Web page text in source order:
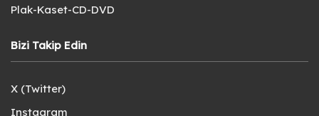
Plak-Kaset-CD-DVD
Bizi Takip Edin
X (Twitter)
Instagram